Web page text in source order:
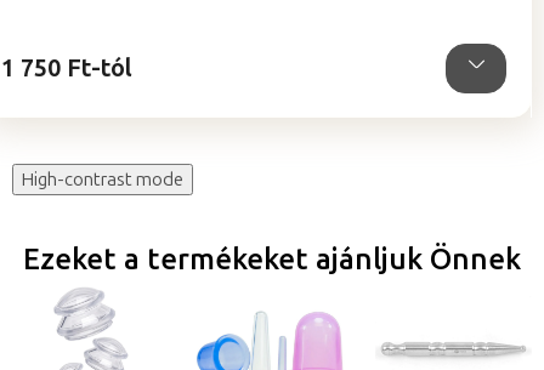
1 750 Ft-tól
High-contrast mode
Ezeket a termékeket ajánljuk Önnek